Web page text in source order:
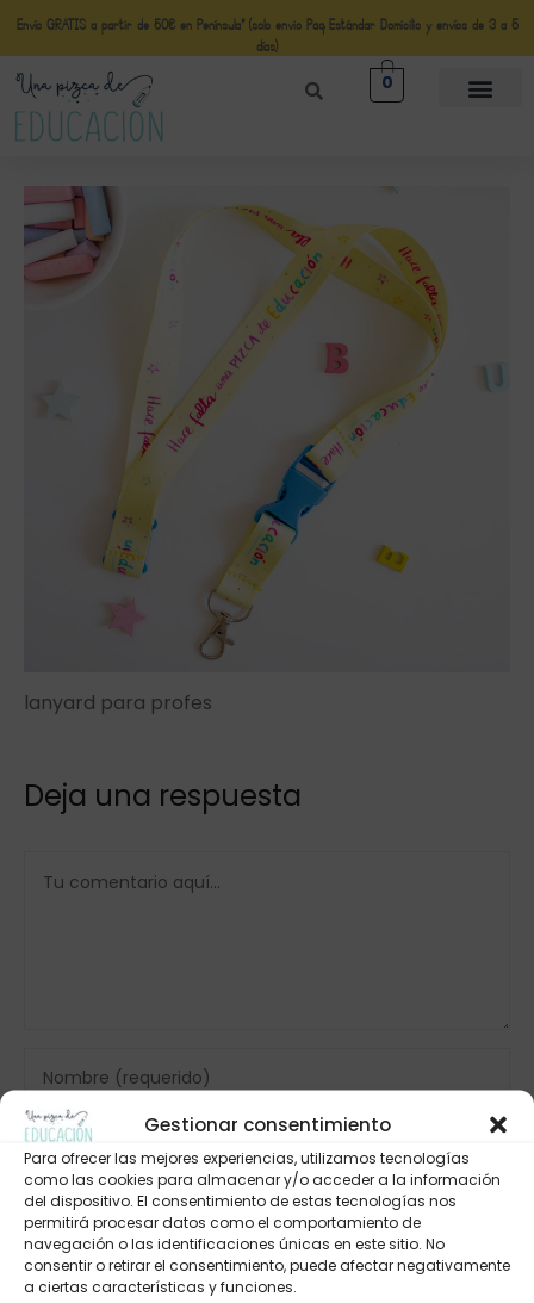
Gestionar consentimiento
Para ofrecer las mejores experiencias, utilizamos tecnologías
como las cookies para almacenar y/o acceder a la información
del dispositivo. El consentimiento de estas tecnologías nos
permitirá procesar datos como el comportamiento de
navegación o las identificaciones únicas en este sitio. No
consentir o retirar el consentimiento, puede afectar negativamente
a ciertas características y funciones.
Envío GRATIS a partir de 50€ en Península* (solo envio Paq Estándar Domicilio y envíos de 3 a 5
días)
0
lanyard para profes
Deja una respuesta